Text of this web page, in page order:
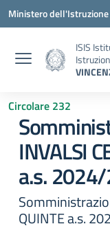
Vai ai contenuti
Vai al menu di
Vai al footer
Ministero
ISIS
Circolare 232
INVALSI
a.s.
QUINTE a.s.